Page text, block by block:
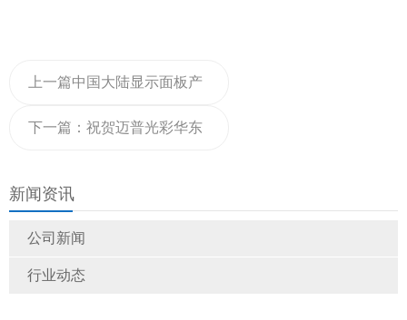
新闻资讯
公司新闻
行业动态
上一篇中国大陆显示面板产
值超4000亿，规模跃居全球
下一篇： 祝贺迈普光彩华东
LED显示屏150套项目